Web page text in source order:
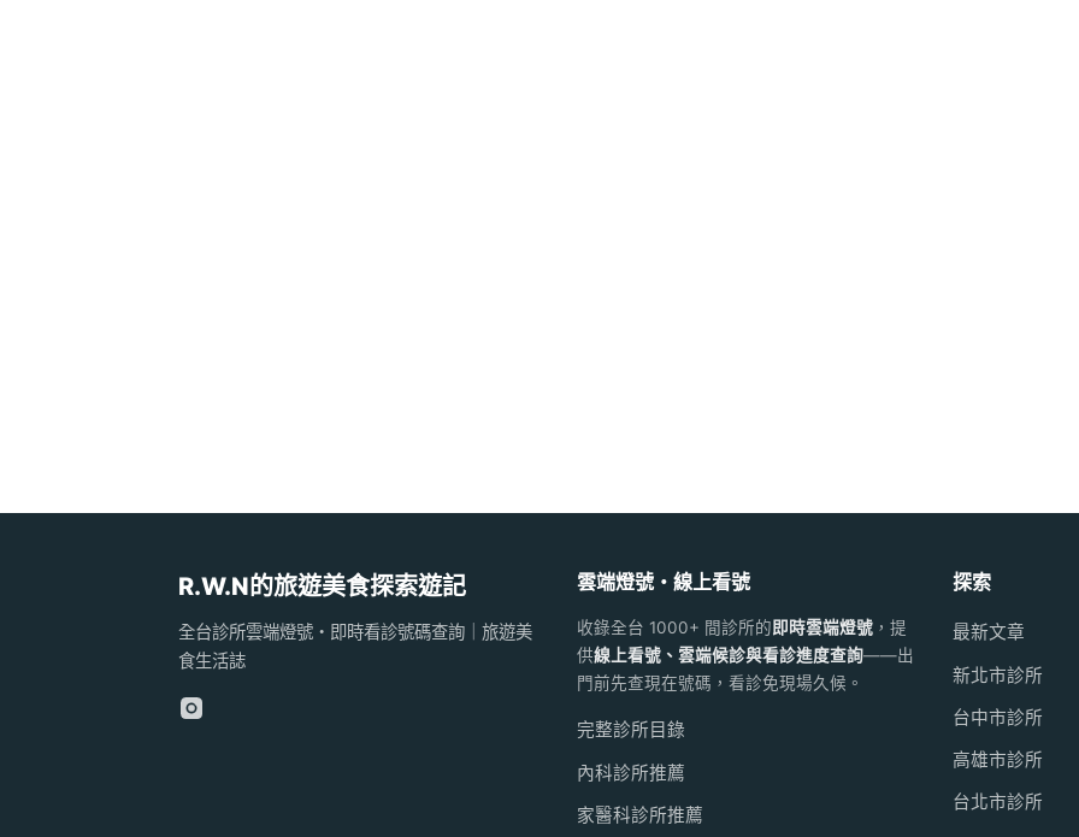
R.W.N的旅遊美食探索遊記
全台診所雲端燈號・即時看診號碼查詢｜旅遊美
食生活誌
雲端燈號・線上看號
收錄全台 1000+ 間診所的即時雲端燈號，提
供線上看號、雲端候診與看診進度查詢——出
門前先查現在號碼，看診免現場久候。
完整診所目錄
內科診所推薦
家醫科診所推薦
探索
最新文章
新北市診所
台中市診所
高雄市診所
台北市診所